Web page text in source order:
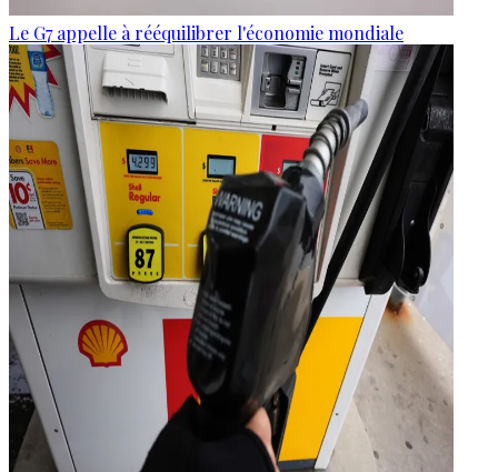
Le G7 appelle à rééquilibrer l'économie mondiale